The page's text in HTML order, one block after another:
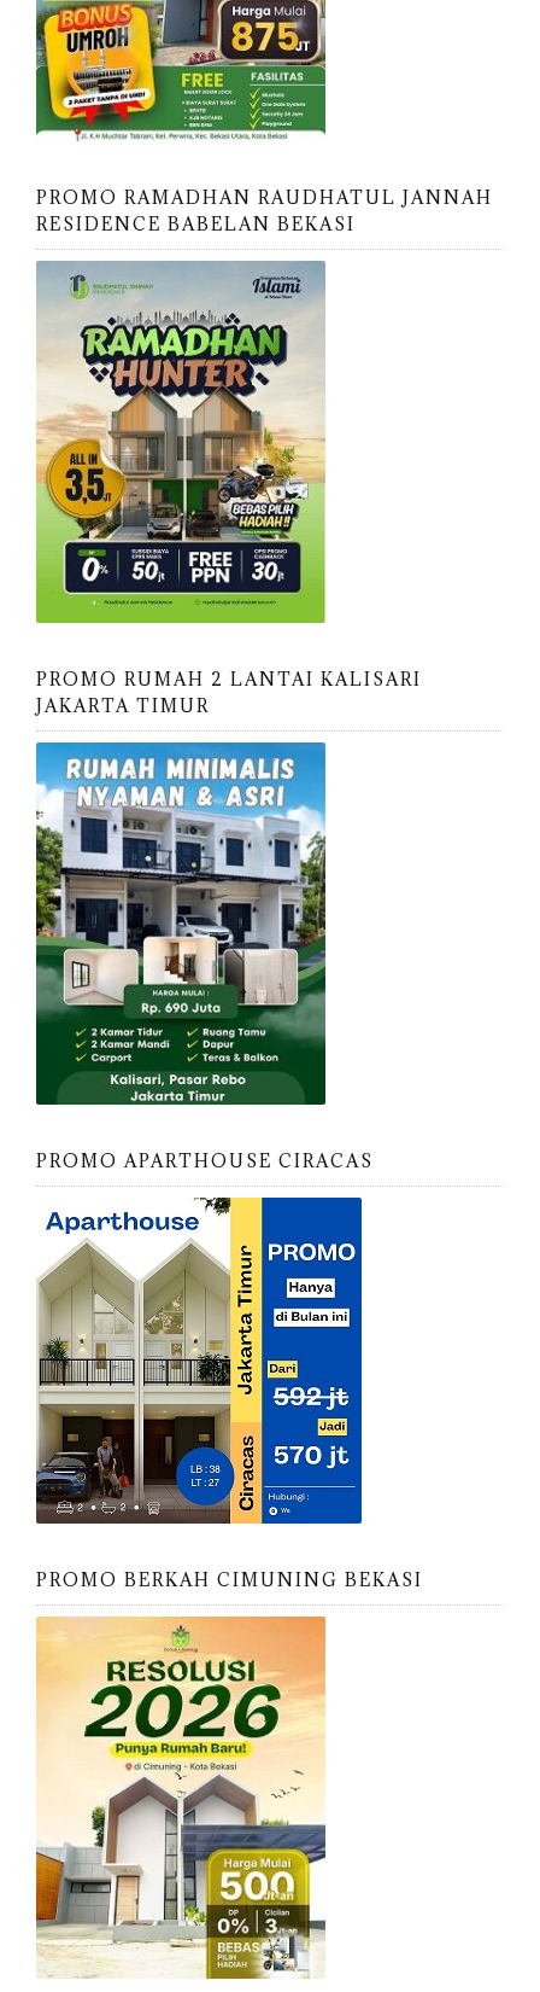
PROMO RAMADHAN RAUDHATUL JANNAH
RESIDENCE BABELAN BEKASI
PROMO RUMAH 2 LANTAI KALISARI
JAKARTA TIMUR
PROMO APARTHOUSE CIRACAS
PROMO BERKAH CIMUNING BEKASI